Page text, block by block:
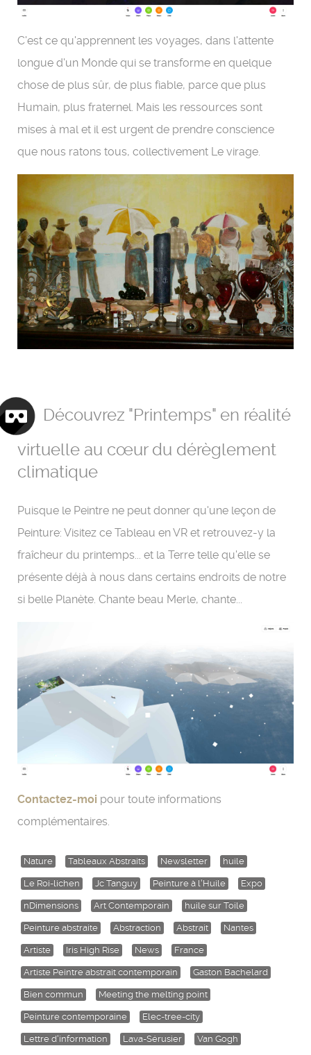
C'est ce qu'apprennent les voyages, dans l'attente
longue d'un Monde qui se transforme en quelque
chose de plus sûr, de plus fiable, parce que plus
Humain, plus fraternel. Mais les ressources sont
mises à mal et il est urgent de prendre conscience
que nous ratons tous, collectivement Le virage.
Découvrez "Printemps" en réalité
virtuelle au cœur du dérèglement
climatique
Puisque le Peintre ne peut donner qu'une leçon de
Peinture: Visitez ce Tableau en VR et retrouvez-y la
fraîcheur du printemps... et la Terre telle qu'elle se
présente déjà à nous dans certains endroits de notre
si belle Planète. Chante beau Merle, chante...
Contactez-moi pour toute informations
complémentaires.
Nature Tableaux Abstraits Newsletter huile
Le Roi-lichen Jc Tanguy Peinture à l'Huile Expo
nDimensions Art Contemporain huile sur Toile
Peinture abstraite Abstraction Abstrait Nantes
Artiste Iris High Rise News France
Artiste Peintre abstrait contemporain Gaston Bachelard
Bien commun Meeting the melting point
Peinture contemporaine Elec-tree-city
Lettre d'information Lava-Sérusier Van Gogh